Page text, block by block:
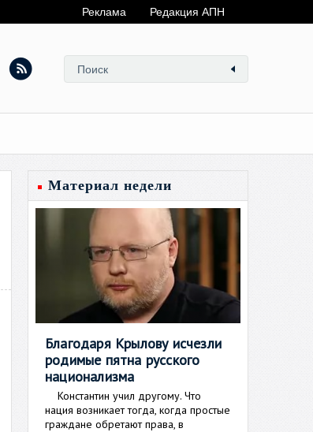
Реклама Редакция АПН
Материал недели
Благодаря Крылову исчезли
родимые пятна русского
национализма
Константин учил другому. Что
нация возникает тогда, когда простые
граждане обретают права, в